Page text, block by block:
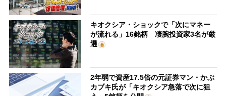
キオクシア・ショックで「次にマネー
が流れる」16銘柄 凄腕投資家3名が厳
選
2年弱で資産17.5倍の元証券マン・かぶ
カブキ氏が「キオクシア急落で次に狙